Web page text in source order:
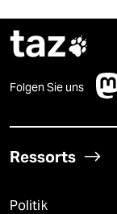
taz
Folgen Sie uns
Ressorts
Politik